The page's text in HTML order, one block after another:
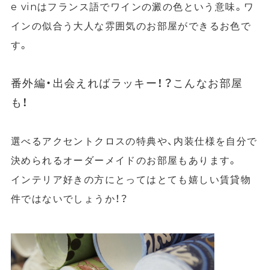
e vinはフランス語でワインの澱の色という意味。ワ
インの似合う大人な雰囲気のお部屋ができるお色で
す。
番外編・出会えればラッキー！？こんなお部屋
も！
選べるアクセントクロスの特典や、内装仕様を自分で
決められるオーダーメイドのお部屋もあります。
インテリア好きの方にとってはとても嬉しい賃貸物
件ではないでしょうか！？